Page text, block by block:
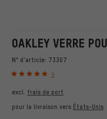
OAKLEY VERRE
N° d'article: 73307
4
excl. frais de port
pour la livraison vers États-Unis